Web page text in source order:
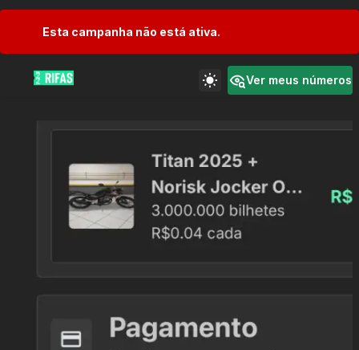
Esta campanha não está ativa.
Ver meus números